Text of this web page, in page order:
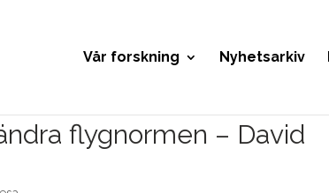
Vår forskning Nyhetsarkiv
flygnormen – David